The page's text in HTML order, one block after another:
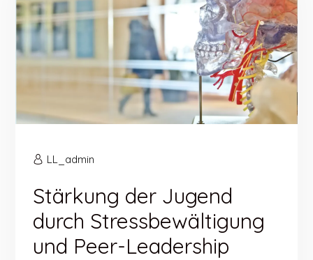
LL_admin
Stärkung der Jugend
durch Stressbewältigung
und Peer-Leadership